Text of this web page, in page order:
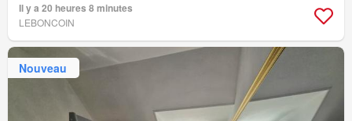
Il y a 20 heures 8 minutes
LEBONCOIN
Nouveau